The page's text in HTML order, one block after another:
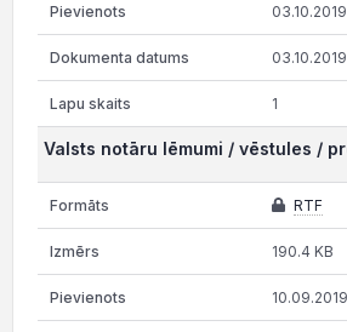
03.10.2019
03.10.2019
1
Valsts notāru lēmumi / vēstules /
RTF
190.4 KB
10.09.2019